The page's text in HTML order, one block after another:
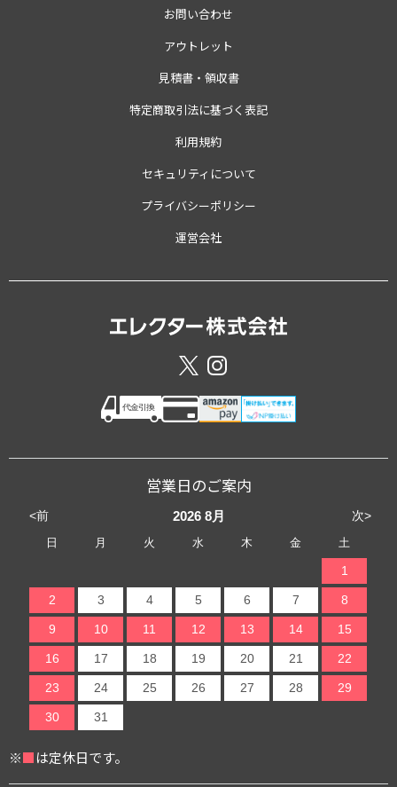
お問い合わせ
アウトレット
見積書・領収書
特定商取引法に基づく表記
利用規約
セキュリティについて
プライバシーポリシー
運営会社
営業日のご案内
<前 次>
2026 8月
日 月 火 水 木 金 土
1
2 3 4 5 6 7 8
9 10 11 12 13 14 15
16 17 18 19 20 21 22
23 24 25 26 27 28 29
30 31
※■は定休日です。